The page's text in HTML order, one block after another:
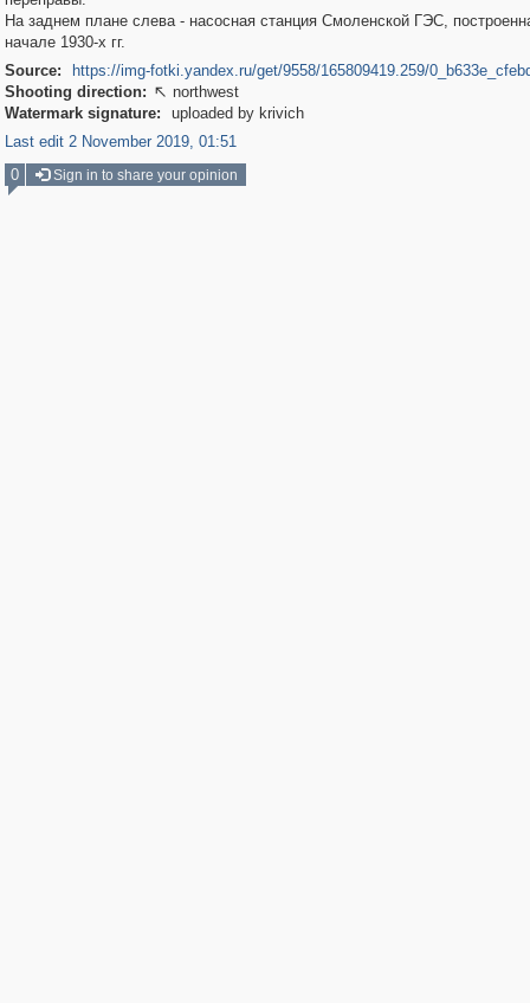
На заднем плане слева - насосная станция Смоленской ГЭС,
начале 1930-х гг.
Source:
https://img-fotki.yandex.ru/get/9558/165809419.259/
Shooting direction:  northwest
Watermark signature:
uploaded by krivich
Last edit 2 November 2019, 01:51
0
Sign in to share your opinion